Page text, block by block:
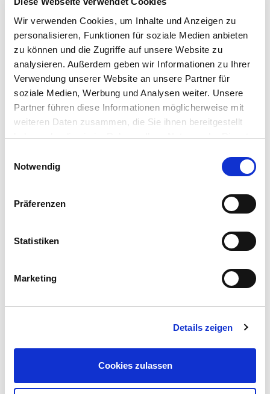
Wir verwenden Cookies, um Inhalte und Anzeigen zu
personalisieren, Funktionen für soziale Medien anbieten
zu können und die Zugriffe auf unsere Website zu
analysieren. Außerdem geben wir Informationen zu Ihrer
Verwendung unserer Website an unsere Partner für
soziale Medien, Werbung und Analysen weiter. Unsere
Partner führen diese Informationen möglicherweise mit
weiteren Daten zusammen, die Sie ihnen bereitgestellt
haben oder die sie im Rahmen Ihrer Nutzung der Dienste
Notwendig
Präferenzen
Statistiken
Marketing
Details zeigen
Cookies zulassen
Handelswoche Auf und Ab. Auf der einen Seite übt
das üppige globale Ölsaatenangebot, welches
durch die laufende brasilianische Sojaernte
zusätzlich vergrößert wird, Druck aus. Auf der
anderen Seite stehen feste Rohölnotierungen. Im
Fokus dabei sind…
DLG-Wintertagung: Branche entwickelt
Vorschläge für bessere